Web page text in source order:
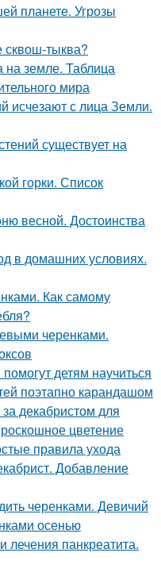
планете. Угрозы
сквош-тыква?
на земле. Таблица
мира
исчезают с лица Земли.
существует на
горки. Список
весной. Достоинства
в домашних условиях.
Как самому
черенками.
детям научиться
поэтапно карандашом
декабристом для
цветение
правила ухода
Добавление
черенками. Девичий
осенью
лечения панкреатита.